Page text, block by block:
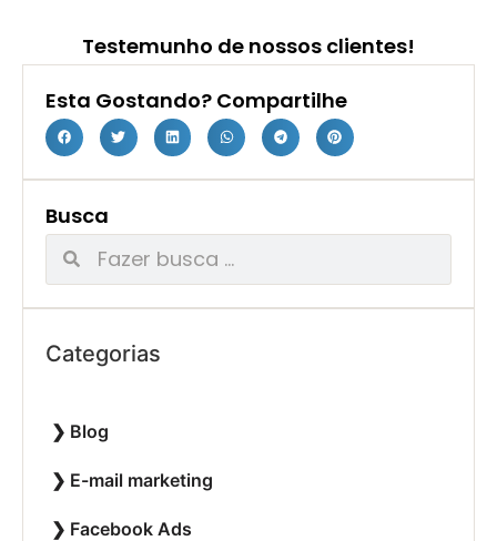
Testemunho de nossos clientes!
Esta Gostando? Compartilhe
Busca
Categorias
Blog
E-mail marketing
Facebook Ads